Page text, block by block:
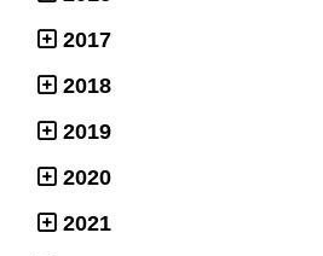
2017
2018
2019
2020
2021